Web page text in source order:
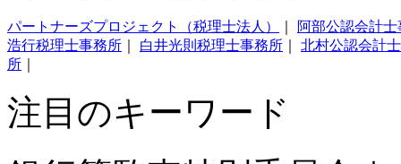
パートナーズプロジェクト（税理士法人）
阿部公認会計
浩行税理士事務所
白井光則税理士事務所
北村公認会計
所
注目のキーワード